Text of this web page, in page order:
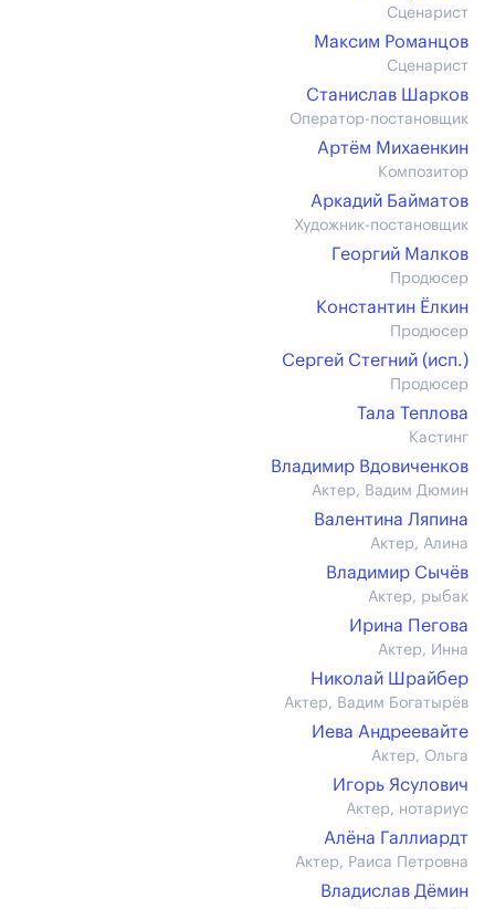
Сценарист
Максим Романцов
Сценарист
Станислав Шарков
Оператор-постановщик
Артём Михаенкин
Композитор
Аркадий Байматов
Художник-постановщик
Георгий Малков
Продюсер
Константин Ёлкин
Продюсер
Сергей Стегний (иcп.)
Продюсер
Тала Теплова
Кастинг
Владимир Вдовиченков
Актер, Вадим Дюмин
Валентина Ляпина
Актер, Алина
Владимир Сычёв
Актер, рыбак
Ирина Пегова
Актер, Инна
Николай Шрайбер
Актер, Вадим Богатырёв
Иева Андреевайте
Актер, Ольга
Игорь Ясулович
Актер, нотариус
Алёна Галлиардт
Актер, Раиса Петровна
Владислав Дёмин